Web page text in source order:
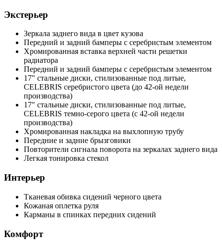
Экстерьер
Зеркала заднего вида в цвет кузова
Передний и задний бамперы с серебристым элементом
Хромированная вставка верхней части решетки
радиатора
Передний и задний бамперы с серебристым элементом
17" стальные диски, стилизованные под литые,
CELEBRIS серебристого цвета (до 42-ой недели
производства)
17" стальные диски, стилизованные под литые,
CELEBRIS темно-серого цвета (с 42-ой недели
производства)
Хромированная накладка на выхлопную трубу
Передние и задние брызговики
Повторители сигнала поворота на зеркалах заднего вида
Легкая тонировка стекол
Интерьер
Тканевая обивка сидений черного цвета
Кожаная оплетка руля
Карманы в спинках передних сидений
Комфорт